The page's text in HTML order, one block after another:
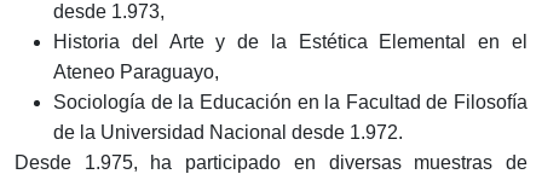
desde 1.973,
Historia del Arte y de la Estética Elemental en el
Ateneo Paraguayo,
Sociología de la Educación en la Facultad de Filosofía
de la Universidad Nacional desde 1.972.
Desde 1.975, ha participado en diversas muestras de